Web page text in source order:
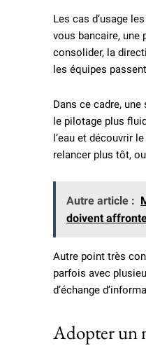
Les cas d’usage
vous bancaire, une
consolider, la
les équipes
Dans ce cadre,
le pilotage plus
l’eau et découvrir
relancer plus tôt,
Autre article :
doivent
Autre point très
parfois avec
d’échange
Adopter un